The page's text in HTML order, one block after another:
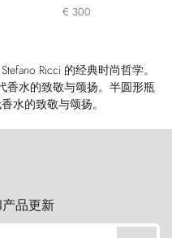
€ 300
Ricci 的经典时尚哲学。
香水的致敬与颂扬。半圆形瓶
水的致敬与颂扬。
品更新